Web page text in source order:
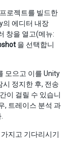
로젝트를 빌드한
의 에디터 내장
창을 열고(메뉴:
을 선택합니
모으고 이를 Unity
정지한 후, 전송
이 걸릴 수 있습니
, 트레이스 분석 과
지고 기다리시기